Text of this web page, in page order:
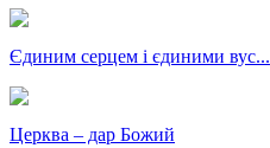
Єдиним серцем і єдиними вус...
Церква – дар Божий